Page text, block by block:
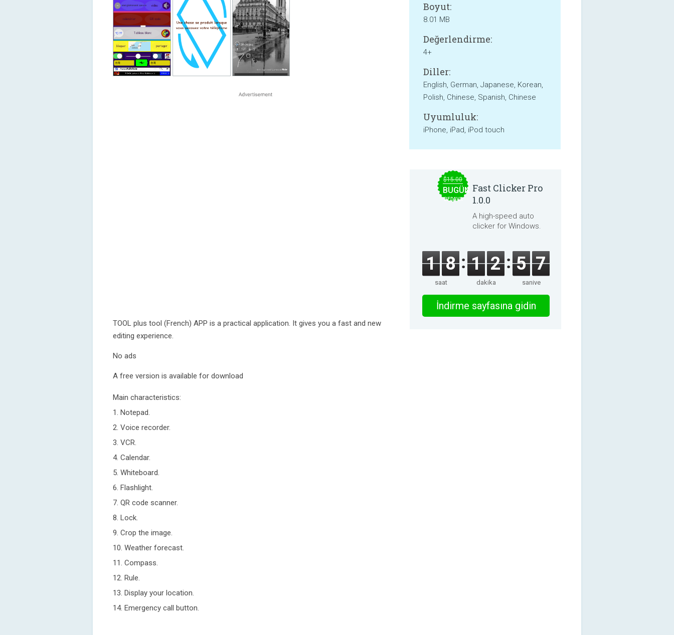
TOOL plus tool (French) APP is a practical application. It gives you a fast and new
editing experience.
No ads
A free version is available for download
Main characteristics:
1. Notepad.
2. Voice recorder.
3. VCR.
4. Calendar.
5. Whiteboard.
6. Flashlight.
7. QR code scanner.
8. Lock.
9. Crop the image.
10. Weather forecast.
11. Compass.
12. Rule.
13. Display your location.
14. Emergency call button.
Boyut:
8.01 MB
Değerlendirme:
4+
Diller:
English, German, Japanese, Korean,
Polish, Chinese, Spanish, Chinese
Uyumluluk:
iPhone, iPad, iPod touch
$15.00
BUGÜN
BEDAVA
Fast Clicker Pro
1.0.0
A high-speed auto
clicker for Windows.
1 8
saat
1 2
dakika
5 7
saniye
İndirme sayfasına gidin